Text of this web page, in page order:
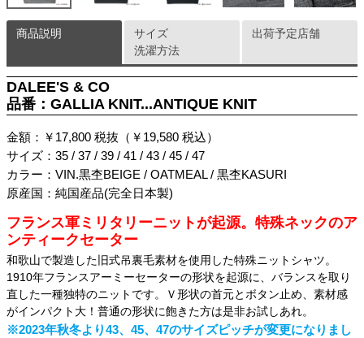
商品説明
DALEE'S & CO
品番：GALLIA KNIT...ANTIQUE KNIT
金額：￥17,800 税抜（￥19,580 税込）
サイズ：35 / 37 / 39 / 41 / 43 / 45 / 47
カラー：VIN.黒杢BEIGE / OATMEAL / 黒杢KASURI
原産国：純国産品(完全日本製)
フランス軍ミリタリーニットが起源。特殊ネックのア
ンティークセーター
和歌山で製造した旧式吊裏毛素材を使用した特殊ニットシャツ。
1910年フランスアーミーセーターの形状を起源に、バランスを取り
直した一種独特のニットです。Ｖ形状の首元とボタン止め、素材感
がインパクト大！普通の形状に飽きた方は是非お試しあれ。
※2023年秋冬より43、45、47のサイズピッチが変更になりまし
サイズ
洗濯方法
出荷予定店舗